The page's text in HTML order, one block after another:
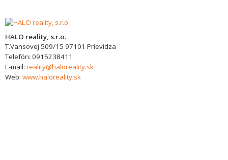
HALO reality, s.r.o.
T.Vansovej 509/15 97101 Prievidza
Telefón: 0915238411
E-mail: reality@haloreality.sk
Web: www.haloreality.sk